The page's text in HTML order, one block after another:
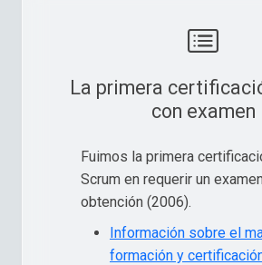
La primera
con examen
Fuimos la primera
Scrum en requerir un
obtención (2006).
Información sobre el
formación y